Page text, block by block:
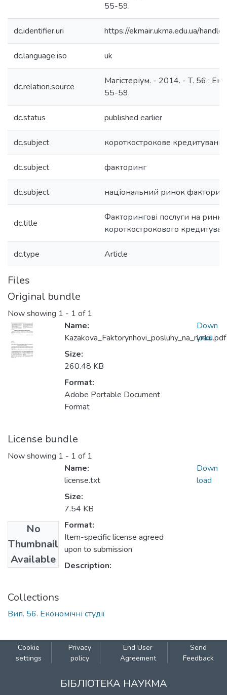
55-59.
dc.identifier.uri https://ekmair.ukma.edu.ua/
dc.language.iso uk
dc.relation.source
Магістеріум. - 2014. - Т. 56 :
55-59.
dc.status published earlier
dc.subject короткострокове кредитування
dc.subject факторинг
dc.subject національний ринок
dc.title
Факторингові послуги на ринку
короткострокового
dc.type Article
Files
Original bundle
Now showing 1 - 1 of 1
Name:
Kazakova_Faktorynhovi_posluhy_na_rynku.pdf
Size:
260.48 KB
Format:
Adobe Portable Document
Format
Down
load
License bundle
Now showing 1 - 1 of 1
No
Thumbnail
Available
Name:
license.txt
Size:
7.54 KB
Format:
Item-specific license agreed
upon to submission
Description:
Down
load
Collections
Вип. 56. Економічні студії
Cookie
settings
Privacy
policy
End User
Agreement
Send
Feedback
БІБЛІОТЕКА НАУКМА